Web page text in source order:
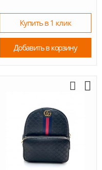
Купить в 1 клик
Добавить в корзину